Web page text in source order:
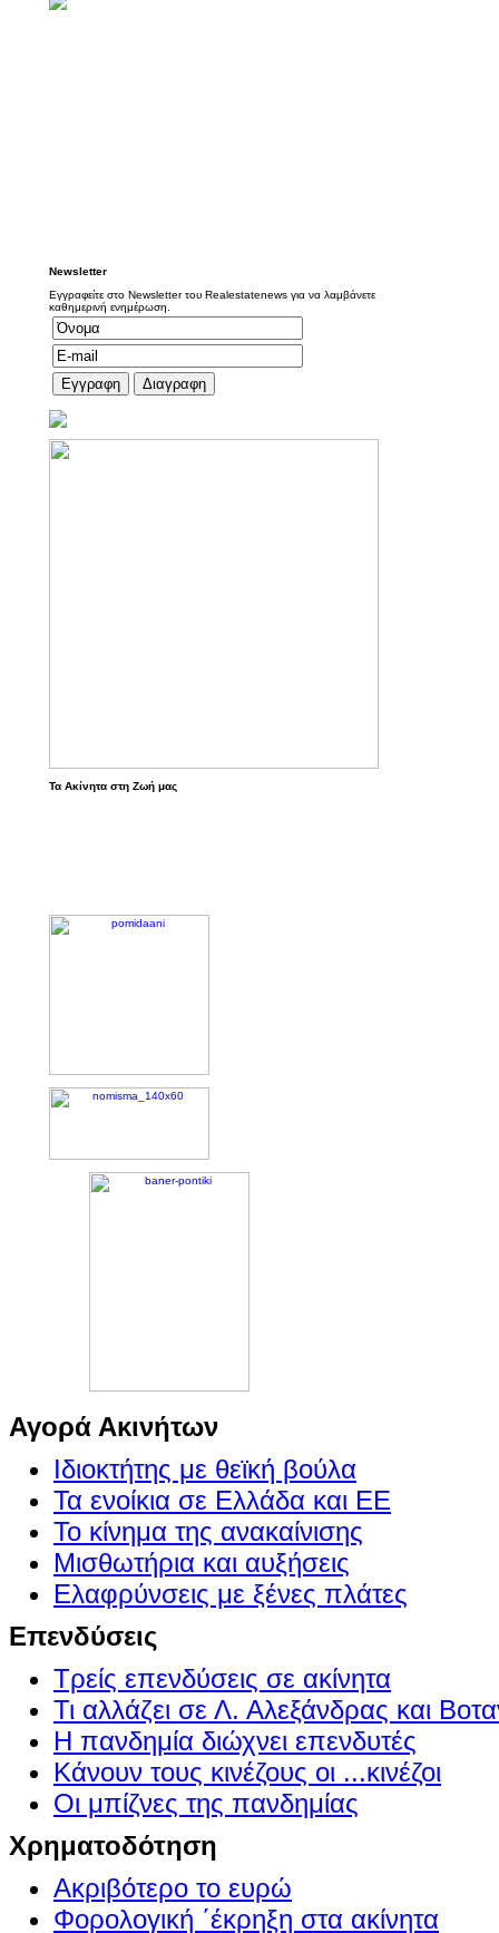
Newsletter
Εγγραφείτε στο Newsletter του Realestatenews για να λαμβάνετε
καθημερινή ενημέρωση.
Τα Ακίνητα στη Ζωή μας
Αγορά Ακινήτων
Ιδιοκτήτης με θεϊκή βούλα
Τα ενοίκια σε Ελλάδα και ΕΕ
Το κίνημα της ανακαίνισης
Μισθωτήρια και αυξήσεις
Ελαφρύνσεις με ξένες πλάτες
Επενδύσεις
Τρείς επενδύσεις σε ακίνητα
Τι αλλάζει σε Λ. Αλεξάνδρας και
Η πανδημία διώχνει επενδυτές
Κάνουν τους κινέζους οι ...κινέζοι
Οι μπίζνες της πανδημίας
Χρηματοδότηση
Ακριβότερο το ευρώ
Φορολογική ΄έκρηξη στα ακίνητα